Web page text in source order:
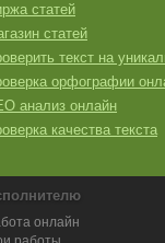
статей
статей
текст на
орфографии
анализ онлайн
качества текста
онлайн